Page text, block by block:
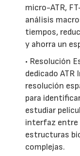
micro-ATR,
análisis
tiempos,
y ahorra un
• Resolución
dedicado
resolución
para
estudiar
interfaz entre
estructuras
complejas.